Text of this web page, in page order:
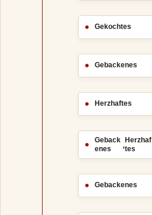
Gekochtes
Gebackenes
Herzhaftes
Geback
enes
,Herzhaf
tes
Gebackenes